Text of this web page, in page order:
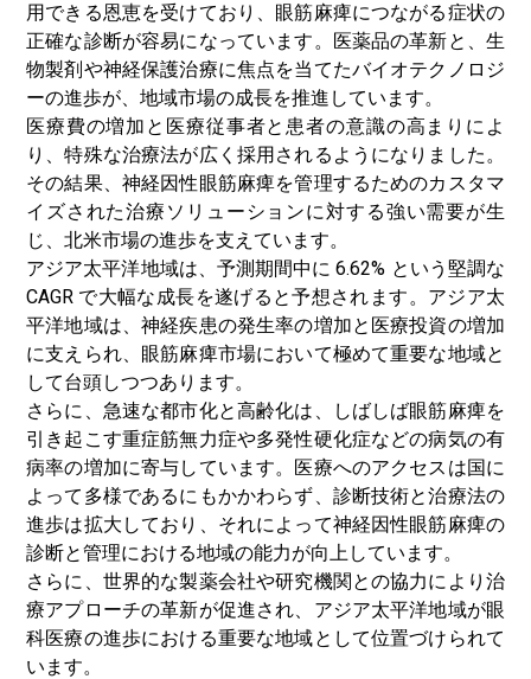
用できる恩恵を受けており、眼筋麻痺につながる症状の
正確な診断が容易になっています。医薬品の革新と、生
物製剤や神経保護治療に焦点を当てたバイオテクノロジ
ーの進歩が、地域市場の成長を推進しています。
医療費の増加と医療従事者と患者の意識の高まりによ
り、特殊な治療法が広く採用されるようになりました。
その結果、神経因性眼筋麻痺を管理するためのカスタマ
イズされた治療ソリューションに対する強い需要が生
じ、北米市場の進歩を支えています。
アジア太平洋地域は、予測期間中に 6.62% という堅調な
CAGR で大幅な成長を遂げると予想されます。アジア太
平洋地域は、神経疾患の発生率の増加と医療投資の増加
に支えられ、眼筋麻痺市場において極めて重要な地域と
して台頭しつつあります。
さらに、急速な都市化と高齢化は、しばしば眼筋麻痺を
引き起こす重症筋無力症や多発性硬化症などの病気の有
病率の増加に寄与しています。医療へのアクセスは国に
よって多様であるにもかかわらず、診断技術と治療法の
進歩は拡大しており、それによって神経因性眼筋麻痺の
診断と管理における地域の能力が向上しています。
さらに、世界的な製薬会社や研究機関との協力により治
療アプローチの革新が促進され、アジア太平洋地域が眼
科医療の進歩における重要な地域として位置づけられて
います。